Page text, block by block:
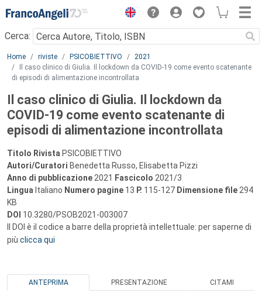
Menu
Cerca:
Main content
Home riviste PSICOBIETTIVO
2021
Il caso clinico di Giulia. Il lockdown da COVID-19 come evento scatenante
di episodi di alimentazione incontrollata
Il caso clinico di Giulia. Il lockdown da
COVID-19 come evento scatenante di
episodi di alimentazione incontrollata
Titolo Rivista PSICOBIETTIVO
Autori/Curatori Benedetta Russo, Elisabetta Pizzi
Anno di pubblicazione 2021 Fascicolo 2021/3
Lingua Italiano Numero pagine 13 P. 115-127 Dimensione file 294
KB
DOI 10.3280/PSOB2021-003007
Il DOI è il codice a barre della proprietà intellettuale: per saperne di
più clicca qui
ANTEPRIMA PRESENTAZIONE CITAMI